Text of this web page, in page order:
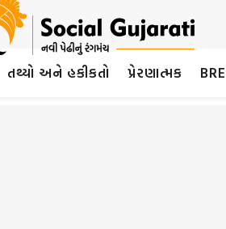
તથ્યો અને હકીકતો પ્રેરણાત્મક